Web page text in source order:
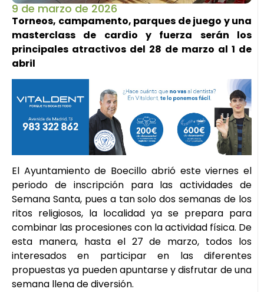
9 de marzo de 2026
Torneos, campamento, parques de juego y una
masterclass de cardio y fuerza serán los
principales atractivos del 28 de marzo al 1 de
abril
El Ayuntamiento de Boecillo abrió este viernes el
periodo de inscripción para las actividades de
Semana Santa, pues a tan solo dos semanas de los
ritos religiosos, la localidad ya se prepara para
combinar las procesiones con la actividad física. De
esta manera, hasta el 27 de marzo, todos los
interesados en participar en las diferentes
propuestas ya pueden apuntarse y disfrutar de una
semana llena de diversión.